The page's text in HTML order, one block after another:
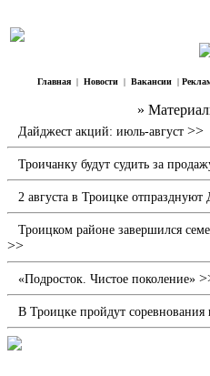
Главная | Новости | Вакансии |
»
Дайджест акций: июль-август >>
Троичанку будут судить за
2 августа в Троицке
Троицком районе завершился
>>
«Подросток. Чистое поколение»
В Троицке пройдут соревнования